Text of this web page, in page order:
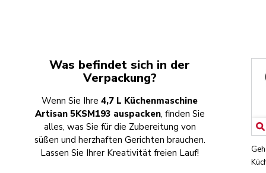
Was befindet sich in der
Verpackung?
Wenn Sie Ihre4,7 L Küchenmaschine
Artisan 5KSM193 auspacken, finden Sie
alles, was Sie für die Zubereitung von
süßen und herzhaften Gerichten brauchen.
Lassen Sie Ihrer Kreativität freien Lauf!